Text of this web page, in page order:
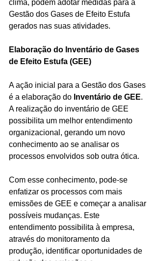
clima, podem adotar medidas para a
Gestão dos Gases de Efeito Estufa
gerados nas suas atividades.
Elaboração do Inventário de Gases
de Efeito Estufa (GEE)
A ação inicial para a Gestão dos Gases
é a elaboração do Inventário de GEE.
A realização do inventário de GEE
possibilita um melhor entendimento
organizacional, gerando um novo
conhecimento ao se analisar os
processos envolvidos sob outra ótica.
Com esse conhecimento, pode-se
enfatizar os processos com mais
emissões de GEE e começar a analisar
possíveis mudanças. Este
entendimento possibilita à empresa,
através do monitoramento da
produção, identificar oportunidades de